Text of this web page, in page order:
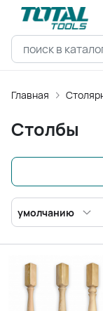
Главная
Столбы
умолчанию